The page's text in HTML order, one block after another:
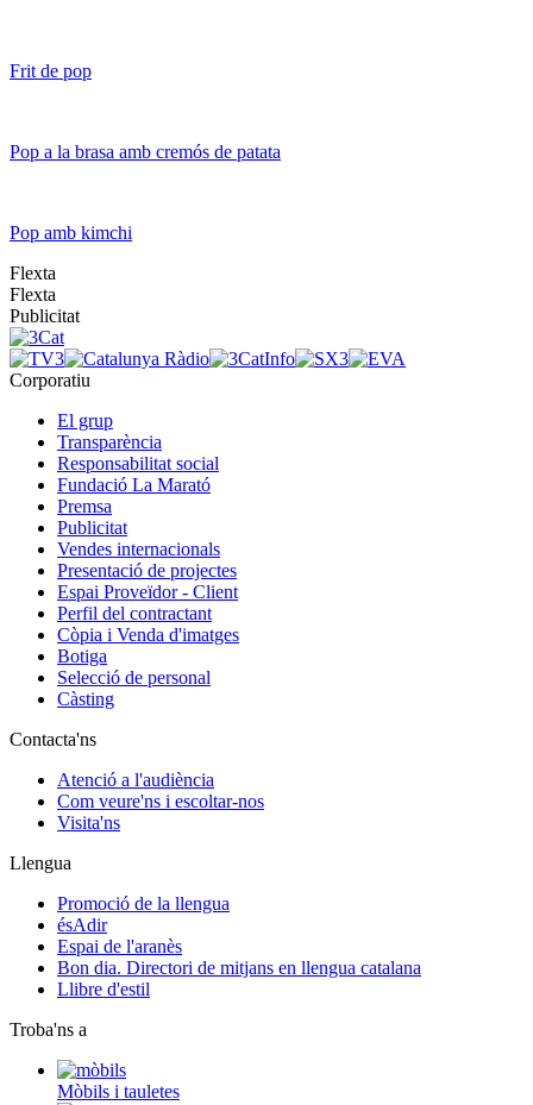
Frit de pop
Pop a la brasa amb cremós de patata
Pop amb kimchi
Flexta
Flexta
Publicitat
Corporatiu
El grup
Transparència
Responsabilitat social
Fundació La Marató
Premsa
Publicitat
Vendes internacionals
Presentació de projectes
Espai Proveïdor - Client
Perfil del contractant
Còpia i Venda d'imatges
Botiga
Selecció de personal
Càsting
Contacta'ns
Atenció a l'audiència
Com veure'ns i escoltar-nos
Visita'ns
Llengua
Promoció de la llengua
ésAdir
Espai de l'aranès
Bon dia. Directori de mitjans en llengua catalana
Llibre d'estil
Troba'ns a
Mòbils i tauletes